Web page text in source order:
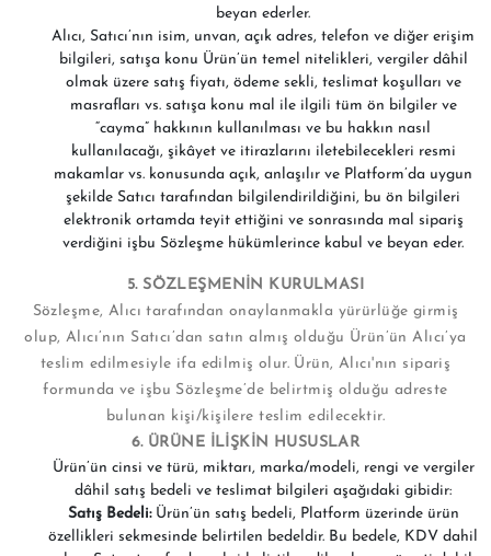
beyan ederler.
Alıcı, Satıcı’nın isim, unvan, açık adres, telefon ve diğer erişim
bilgileri, satışa konu Ürün’ün temel nitelikleri, vergiler dâhil
olmak üzere satış fiyatı, ödeme sekli, teslimat koşulları ve
masrafları vs. satışa konu mal ile ilgili tüm ön bilgiler ve
“cayma” hakkının kullanılması ve bu hakkın nasıl
kullanılacağı, şikâyet ve itirazlarını iletebilecekleri resmi
makamlar vs. konusunda açık, anlaşılır ve Platform’da uygun
şekilde Satıcı tarafından bilgilendirildiğini, bu ön bilgileri
elektronik ortamda teyit ettiğini ve sonrasında mal sipariş
verdiğini işbu Sözleşme hükümlerince kabul ve beyan eder.
5. SÖZLEŞMENİN KURULMASI
Sözleşme, Alıcı tarafından onaylanmakla yürürlüğe girmiş
olup, Alıcı’nın Satıcı’dan satın almış olduğu Ürün’ün Alıcı’ya
teslim edilmesiyle ifa edilmiş olur. Ürün, Alıcı'nın sipariş
formunda ve işbu Sözleşme’de belirtmiş olduğu adreste
bulunan kişi/kişilere teslim edilecektir.
6. ÜRÜNE İLİŞKİN HUSUSLAR
Ürün’ün cinsi ve türü, miktarı, marka/modeli, rengi ve vergiler
dâhil satış bedeli ve teslimat bilgileri aşağıdaki gibidir:
Satış Bedeli: Ürün’ün satış bedeli, Platform üzerinde ürün
özellikleri sekmesinde belirtilen bedeldir. Bu bedele, KDV dahil